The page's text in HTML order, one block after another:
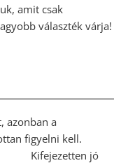
amit csak
választék várja!
azonban a
figyelni kell.
Kifejezetten jó